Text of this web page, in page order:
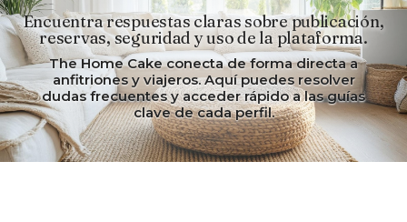
Encuentra respuestas claras sobre publicación,
reservas, seguridad y uso de la plataforma.
The Home Cake conecta de forma directa a
anfitriones y viajeros. Aquí puedes resolver
dudas frecuentes y acceder rápido a las guías
clave de cada perfil.